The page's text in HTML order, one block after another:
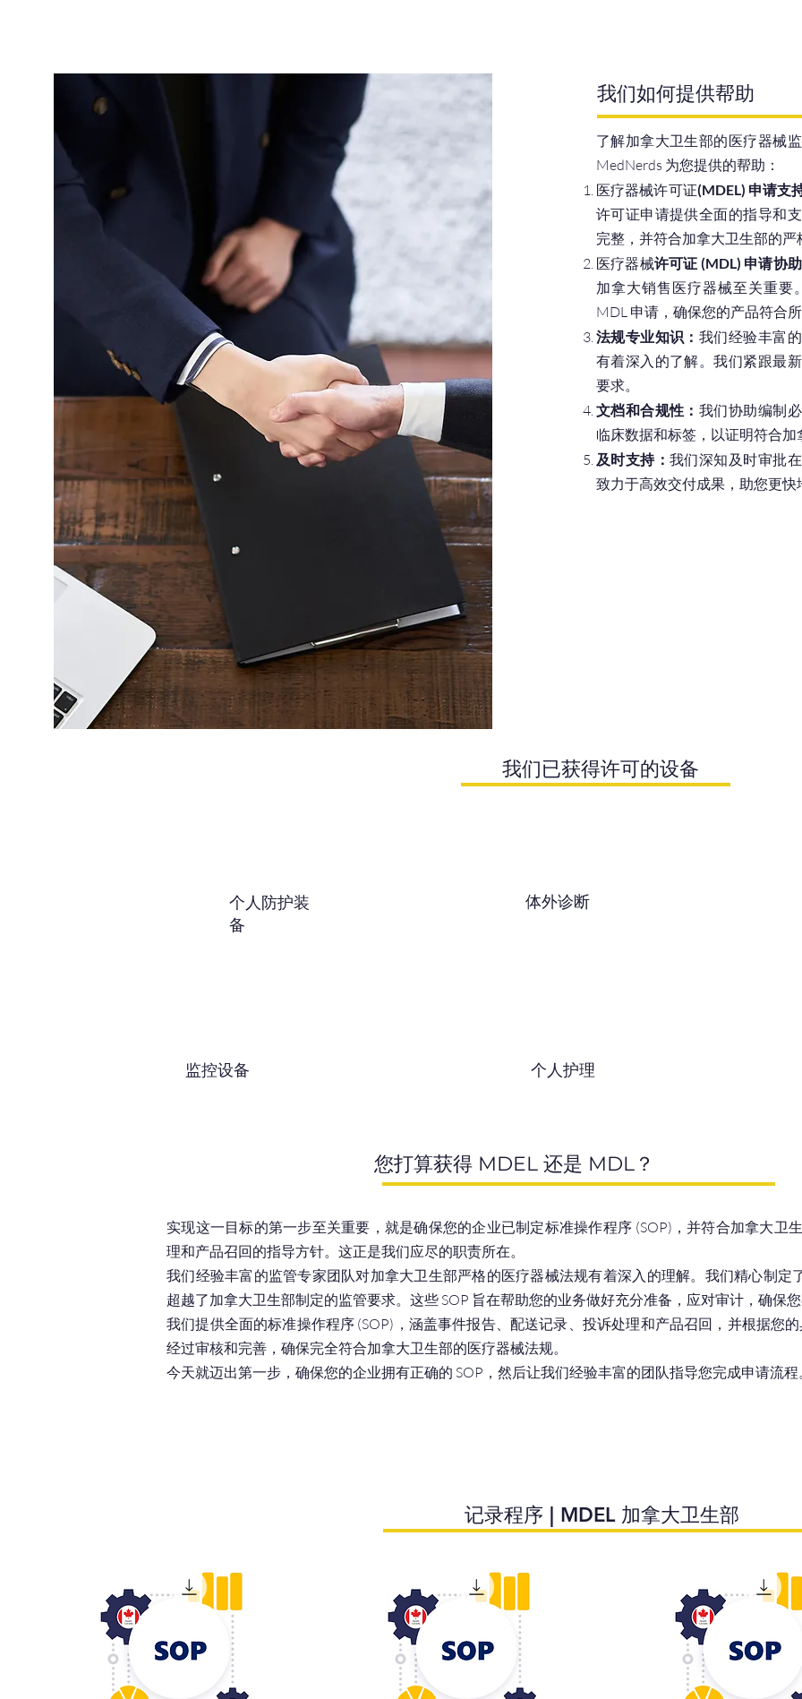
我们如何提供帮助
了解加拿大卫生部的医疗器械
MedNerds 为您提供的帮助：
医疗器械许可证(MDEL) 申请支
许可证申请提供全面的指导和
完整，并符合加拿大卫生部的严
医疗器械许可证 (MDL) 申请协
加拿大销售医疗器械至关重要
MDL 申请，确保您的产品符合
法规专业知识： 我们经验丰富
有着深入的了解。我们紧跟最
要求。
文档和合规性： 我们协助编制
临床数据和标签，以证明符合
及时支持：我们深知及时审批
致力于高效交付成果，助您更
我们已获得许可的设备
个人防护装
备
体外诊断
监控设备 个人护理
您打算获得 MDEL 还是 MDL？
实现这一目标的第一步至关重要，就是确保您的企业已制定标准操作程序 (SOP)，并符合加拿大卫
理和产品召回的指导方针。这正是我们应尽的职责所在。
我们经验丰富的监管专家团队对加拿大卫生部严格的医疗器械法规有着深入的理解。我们精心制定
超越了加拿大卫生部制定的监管要求。这些 SOP 旨在帮助您的业务做好充分准备，应对审计，确保
我们提供全面的标准操作程序 (SOP)，涵盖事件报告、配送记录、投诉处理和产品召回，并根据您
经过审核和完善，确保完全符合加拿大卫生部的医疗器械法规。
今天就迈出第一步，确保您的企业拥有正确的 SOP，然后让我们经验丰富的团队指导您完成申请流程
记录程序 | MDEL 加拿大卫生部